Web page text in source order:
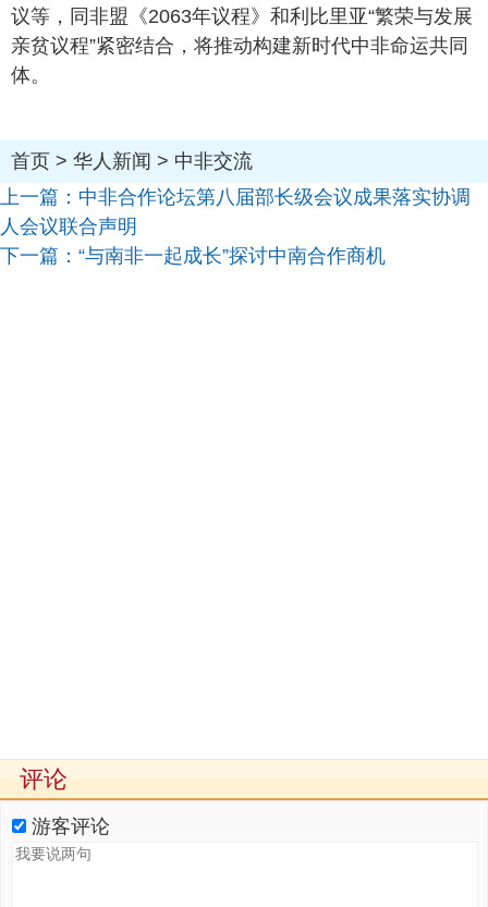
议等，同非盟《2063年议程》和利比里亚“繁荣与发展
亲贫议程”紧密结合，将推动构建新时代中非命运共同
体。
首页 > 华人新闻 > 中非交流
上一篇： 中非合作论坛第八届部长级会议成果落实协调
人会议联合声明
下一篇： “与南非一起成长”探讨中南合作商机
评论
游客评论